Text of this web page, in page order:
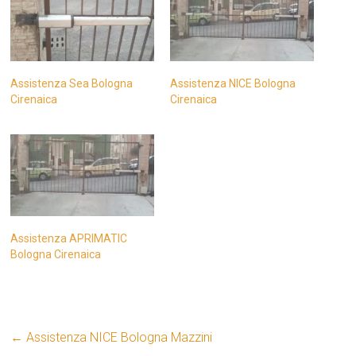
Assistenza Sea Bologna
Cirenaica
Assistenza NICE Bologna
Cirenaica
Assistenza APRIMATIC
Bologna Cirenaica
← Assistenza NICE Bologna Mazzini